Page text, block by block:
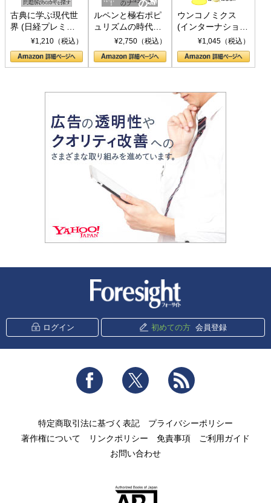
古典に学ぶ現代世
界 (日経プレミア
シリーズ)¥1,210（税込）
ルペンと極右ポピ
ュリズムの時代：
〈ヤヌス〉の二つ
の顔
¥2,750（税込）
ウンコノミクス
(インターナショナ
ル新書)¥1,045（税込）
ログイン 初めての方 会員登録
Facebook Twitter
特定商取引法に基づく表記
プライバシーポリシー
著作権について
リンクポリシー 免責事項
ご利用ガイド
お問い合わせ